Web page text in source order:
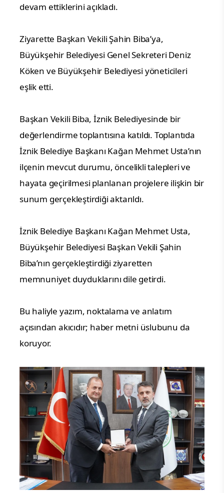
devam ettiklerini açıkladı.
Ziyarette Başkan Vekili Şahin Biba’ya,
Büyükşehir Belediyesi Genel Sekreteri Deniz
Köken ve Büyükşehir Belediyesi yöneticileri
eşlik etti.
Başkan Vekili Biba, İznik Belediyesinde bir
değerlendirme toplantısına katıldı. Toplantıda
İznik Belediye Başkanı Kağan Mehmet Usta’nın
ilçenin mevcut durumu, öncelikli talepleri ve
hayata geçirilmesi planlanan projelere ilişkin bir
sunum gerçekleştirdiği aktarıldı.
İznik Belediye Başkanı Kağan Mehmet Usta,
Büyükşehir Belediyesi Başkan Vekili Şahin
Biba’nın gerçekleştirdiği ziyaretten
memnuniyet duyduklarını dile getirdi.
Bu haliyle yazım, noktalama ve anlatım
açısından akıcıdır; haber metni üslubunu da
koruyor.